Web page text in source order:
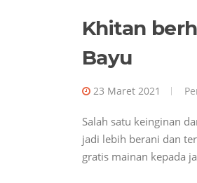
Khitan
Bayu
23 Maret 2021
Salah satu keinginan
jadi lebih berani dan
gratis mainan kepada